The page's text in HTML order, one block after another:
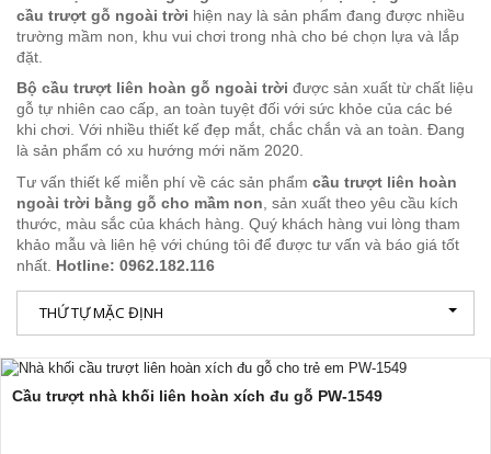
cầu trượt gỗ ngoài trời hiện nay là sản phẩm đang được nhiều
trường mầm non, khu vui chơi trong nhà cho bé chọn lựa và lắp
đặt.
Bộ cầu trượt liên hoàn gỗ ngoài trời được sản xuất từ chất liệu
gỗ tự nhiên cao cấp, an toàn tuyệt đối với sức khỏe của các bé
khi chơi. Với nhiều thiết kế đẹp mắt, chắc chắn và an toàn. Đang
là sản phẩm có xu hướng mới năm 2020.
Tư vấn thiết kế miễn phí về các sản phẩm cầu trượt liên hoàn
ngoài trời bằng gỗ cho mầm non , sản xuất theo yêu cầu kích
thước, màu sắc của khách hàng. Quý khách hàng vui lòng tham
khảo mẫu và liên hệ với chúng tôi để được tư vấn và báo giá tốt
nhất. Hotline: 0962.182.116
THỨ TỰ MẶC ĐỊNH
Cầu trượt nhà khối liên hoàn xích đu gỗ PW-1549